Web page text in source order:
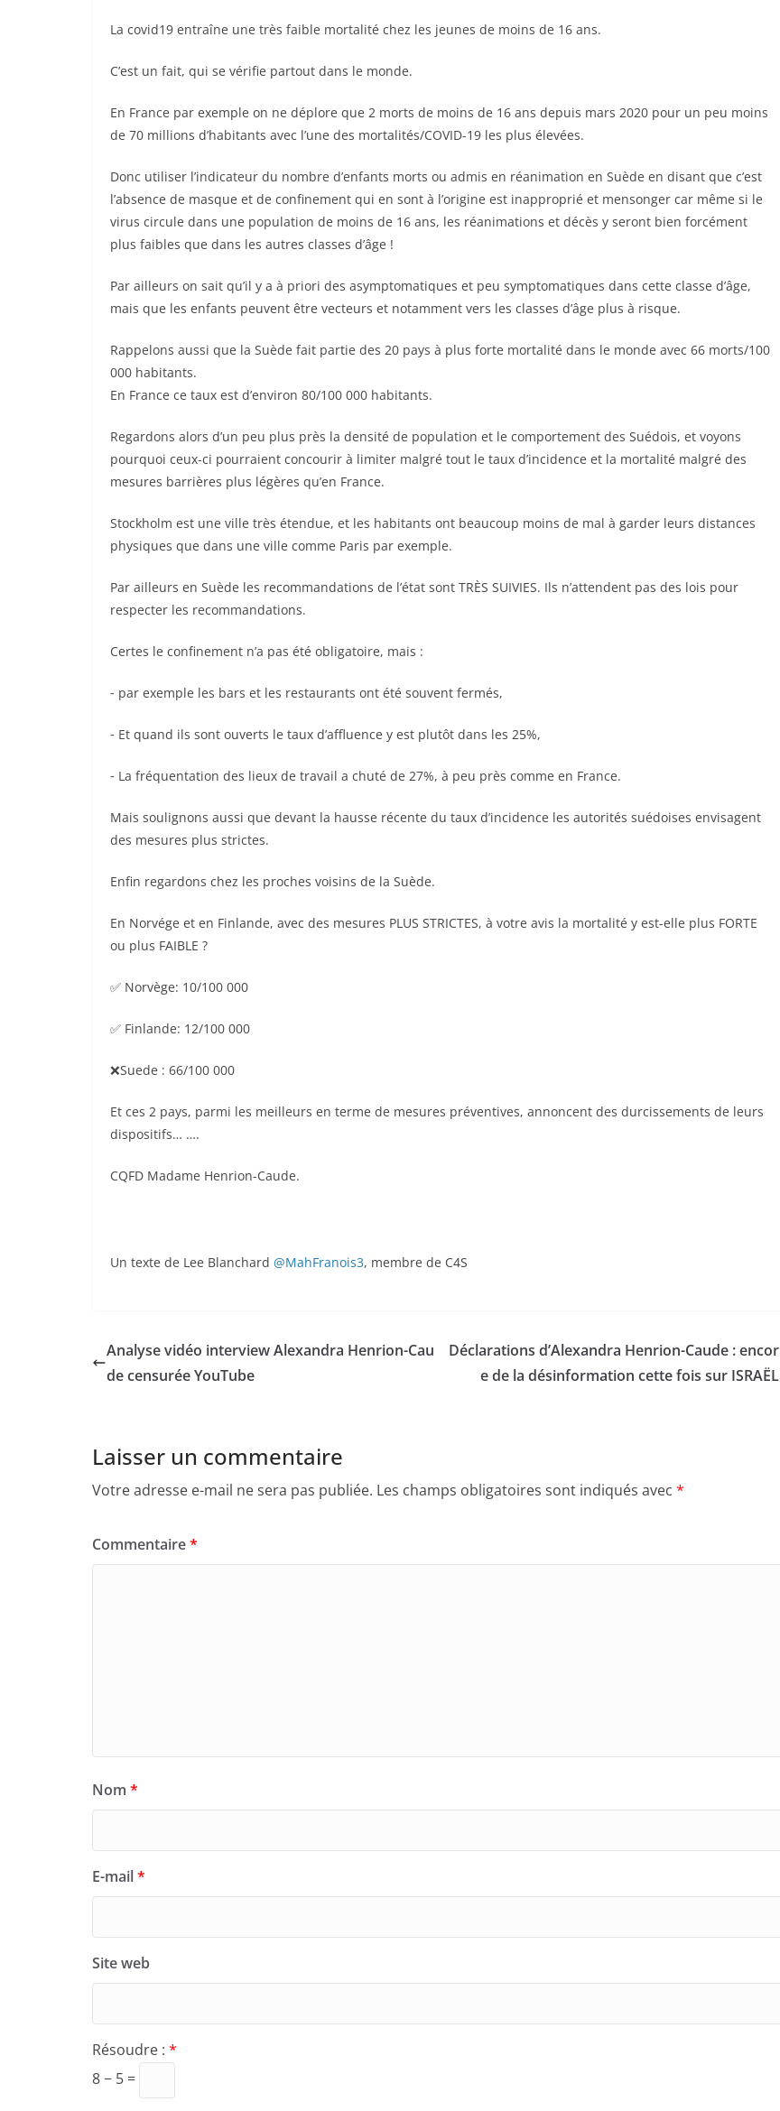
La covid19 entraîne une très faible mortalité chez les jeunes de moins de 16 ans.
C’est un fait, qui se vérifie partout dans le monde.
En France par exemple on ne déplore que 2 morts de moins de 16 ans depuis mars 2020 pour un peu moins
de 70 millions d’habitants avec l’une des mortalités/COVID-19 les plus élevées.
Donc utiliser l’indicateur du nombre d’enfants morts ou admis en réanimation en Suède en disant que c’est
l’absence de masque et de confinement qui en sont à l’origine est inapproprié et mensonger car même si le
virus circule dans une population de moins de 16 ans, les réanimations et décès y seront bien forcément
plus faibles que dans les autres classes d’âge !
Par ailleurs on sait qu’il y a à priori des asymptomatiques et peu symptomatiques dans cette classe d’âge,
mais que les enfants peuvent être vecteurs et notamment vers les classes d’âge plus à risque.
Rappelons aussi que la Suède fait partie des 20 pays à plus forte mortalité dans le monde avec 66 morts/100
000 habitants.
En France ce taux est d’environ 80/100 000 habitants.
Regardons alors d’un peu plus près la densité de population et le comportement des Suédois, et voyons
pourquoi ceux-ci pourraient concourir à limiter malgré tout le taux d’incidence et la mortalité malgré des
mesures barrières plus légères qu’en France.
Stockholm est une ville très étendue, et les habitants ont beaucoup moins de mal à garder leurs distances
physiques que dans une ville comme Paris par exemple.
Par ailleurs en Suède les recommandations de l’état sont TRÈS SUIVIES. Ils n’attendent pas des lois pour
respecter les recommandations.
Certes le confinement n’a pas été obligatoire, mais :
⁃ par exemple les bars et les restaurants ont été souvent fermés,
⁃ Et quand ils sont ouverts le taux d’affluence y est plutôt dans les 25%,
⁃ La fréquentation des lieux de travail a chuté de 27%, à peu près comme en France.
Mais soulignons aussi que devant la hausse récente du taux d’incidence les autorités suédoises envisagent
des mesures plus strictes.
Enfin regardons chez les proches voisins de la Suède.
En Norvége et en Finlande, avec des mesures PLUS STRICTES, à votre avis la mortalité y est-elle plus FORTE
ou plus FAIBLE ?
✅ Norvège: 10/100 000
✅ Finlande: 12/100 000
❌Suede : 66/100 000
Et ces 2 pays, parmi les meilleurs en terme de mesures préventives, annoncent des durcissements de leurs
dispositifs… ….
CQFD Madame Henrion-Caude.
Un texte de Lee Blanchard @MahFranois3, membre de C4S
Analyse vidéo interview Alexandra Henrion-Cau
de censurée YouTube
Déclarations d’Alexandra Henrion-Caude : encor
e de la désinformation cette fois sur ISRAËL
Laisser un commentaire
Votre adresse e-mail ne sera pas publiée. Les champs obligatoires sont indiqués avec *
Commentaire*
Nom *
E-mail*
Site web
Résoudre : *
8 − 5 =